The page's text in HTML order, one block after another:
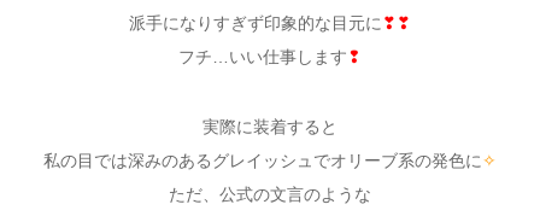
派手になりすぎず印象的な目元に ❣❣
フチ…いい仕事します❢
実際に装着すると
私の目では深みのあるグレイッシュでオリーブ系の発色に✧
ただ、公式の文言のような